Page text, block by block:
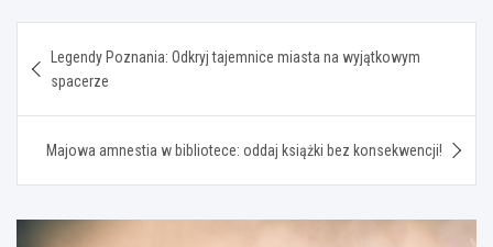
wpisu
Legendy Poznania: Odkryj tajemnice miasta na wyjątkowym
spacerze
Majowa amnestia w bibliotece: oddaj książki bez konsekwencji!